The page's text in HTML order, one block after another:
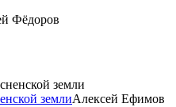
Фёдоров
землиАлексей Ефимов